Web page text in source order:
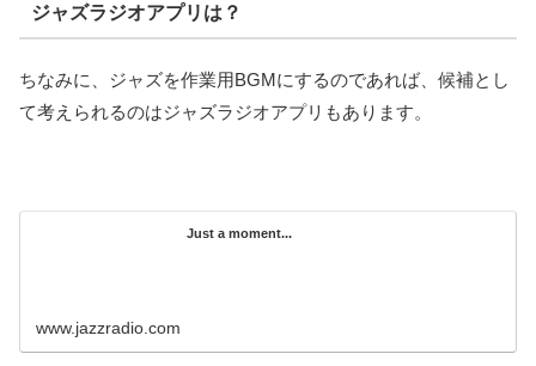
ジャズラジオアプリは？
ちなみに、ジャズを作業用BGMにするのであれば、候補とし
て考えられるのはジャズラジオアプリもあります。
Just a moment...
www.jazzradio.com